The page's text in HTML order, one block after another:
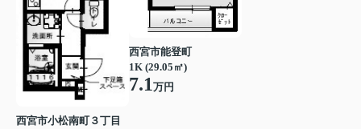
西宮市小松南町３丁目
西宮市能登町
1K (29.05㎡)
7.1万円